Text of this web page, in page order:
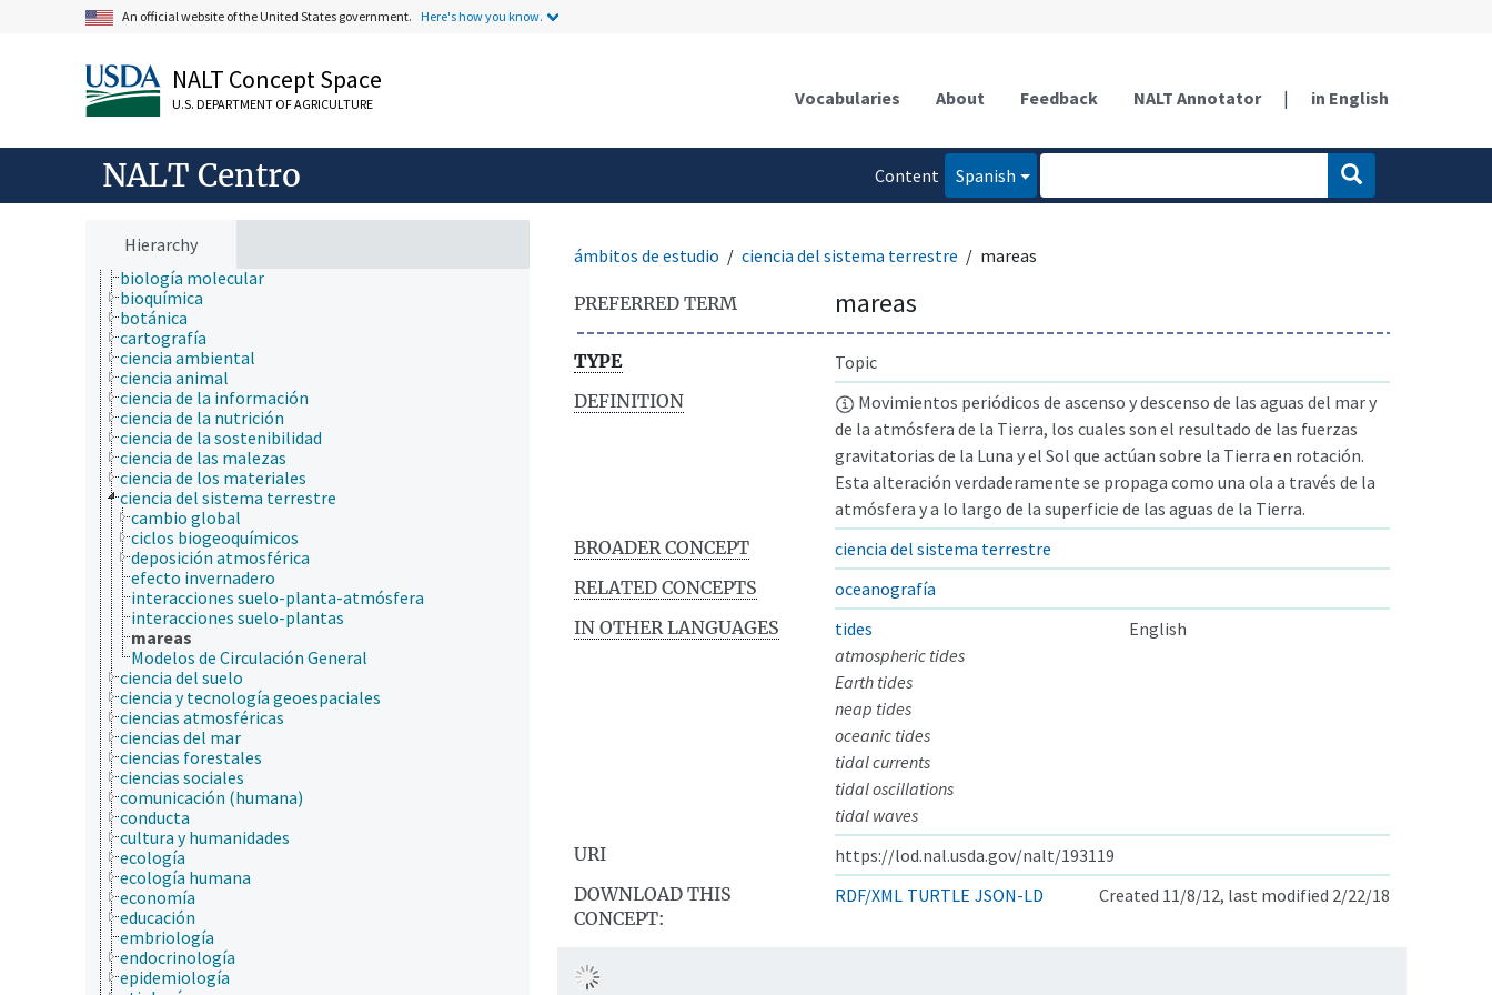
An official website of the United States government. Here's how you know.
NALT Concept Space
U.S. DEPARTMENT OF AGRICULTURE Vocabularies About Feedback NALT Annotator | in English
NALT Centro
Content
Spanish
Hierarchy
ámbitos de estudio
acuicultura
agricultura
apicultura
biología celular
biología de los insectos
biología evolutiva
biología molecular
bioquímica
botánica
cartografía
ciencia ambiental
ciencia animal
ciencia de la información
ciencia de la nutrición
ciencia de la sostenibilidad
ciencia de las malezas
ciencia de los materiales
ciencia del sistema terrestre
cambio global
ciclos biogeoquímicos
deposición atmosférica
efecto invernadero
interacciones suelo-planta-atmósfera
interacciones suelo-plantas
mareas
Modelos de Circulación General
ciencia del suelo
ciencia y tecnología geoespaciales
ciencias atmosféricas
ciencias del mar
ciencias forestales
ciencias sociales
comunicación (humana)
conducta
cultura y humanidades
ecología
ecología humana
economía
educación
embriología
endocrinología
epidemiología
ámbitos de estudio ciencia del sistema terrestre mareas
PREFERRED TERM mareas
TYPE
Topic
DEFINITION
Movimientos periódicos de ascenso y descenso de las aguas del mar y
de la atmósfera de la Tierra, los cuales son el resultado de las fuerzas
gravitatorias de la Luna y el Sol que actúan sobre la Tierra en rotación.
Esta alteración verdaderamente se propaga como una ola a través de la
atmósfera y a lo largo de la superficie de las aguas de la Tierra.
BROADER CONCEPT
ciencia del sistema terrestre
RELATED CONCEPTS
oceanografía
IN OTHER LANGUAGES
tides
English
atmospheric tides
Earth tides
neap tides
oceanic tides
tidal currents
tidal oscillations
tidal waves
URI
https://lod.nal.usda.gov/nalt/193119
DOWNLOAD THIS
CONCEPT:
RDF/XML TURTLE JSON-LD Created 11/8/12, last modified 2/22/18